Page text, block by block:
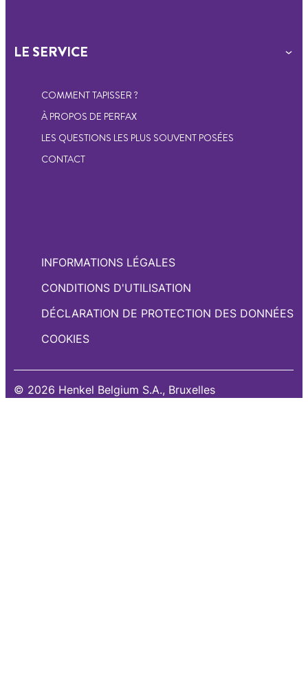
LE SERVICE
COMMENT TAPISSER ?
À PROPOS DE PERFAX
LES QUESTIONS LES PLUS SOUVENT POSÉES
CONTACT
INFORMATIONS LÉGALES
CONDITIONS D'UTILISATION
DÉCLARATION DE PROTECTION DES DONNÉES
COOKIES
© 2026 Henkel Belgium S.A., Bruxelles